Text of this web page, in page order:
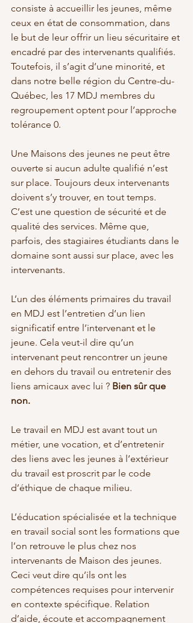
consiste à accueillir les jeunes, même
ceux en état de consommation, dans
le but de leur offrir un lieu sécuritaire et
encadré par des intervenants qualifiés.
Toutefois, il s’agit d’une minorité, et
dans notre belle région du Centre-du-
Québec, les 17 MDJ membres du
regroupement optent pour l’approche
tolérance 0.
Une Maisons des jeunes ne peut être
ouverte si aucun adulte qualifié n’est
sur place. Toujours deux intervenants
doivent s’y trouver, en tout temps.
C’est une question de sécurité et de
qualité des services. Même que,
parfois, des stagiaires étudiants dans le
domaine sont aussi sur place, avec les
intervenants.
L’un des éléments primaires du travail
en MDJ est l’entretien d’un lien
significatif entre l’intervenant et le
jeune. Cela veut-il dire qu’un
intervenant peut rencontrer un jeune
en dehors du travail ou entretenir des
liens amicaux avec lui ? Bien sûr que
non.
Le travail en MDJ est avant tout un
métier, une vocation, et d’entretenir
des liens avec les jeunes à l’extérieur
du travail est proscrit par le code
d’éthique de chaque milieu.
L’éducation spécialisée et la technique
en travail social sont les formations que
l’on retrouve le plus chez nos
intervenants de Maison des jeunes.
Ceci veut dire qu’ils ont les
compétences requises pour intervenir
en contexte spécifique. Relation
d’aide, écoute et accompagnement